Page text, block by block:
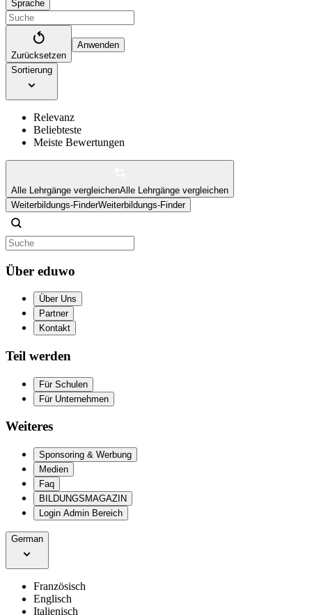
Sprache
Zurücksetzen
Anwenden
Sortierung
Relevanz
Beliebteste
Meiste Bewertungen
Alle Lehrgänge vergleichenAlle Lehrgänge vergleichen
Weiterbildungs-FinderWeiterbildungs-Finder
Über eduwo
Über Uns
Partner
Kontakt
Teil werden
Für Schulen
Für Unternehmen
Weiteres
Sponsoring & Werbung
Medien
Faq
BILDUNGSMAGAZIN
Login Admin Bereich
German
Französisch
Englisch
Italienisch